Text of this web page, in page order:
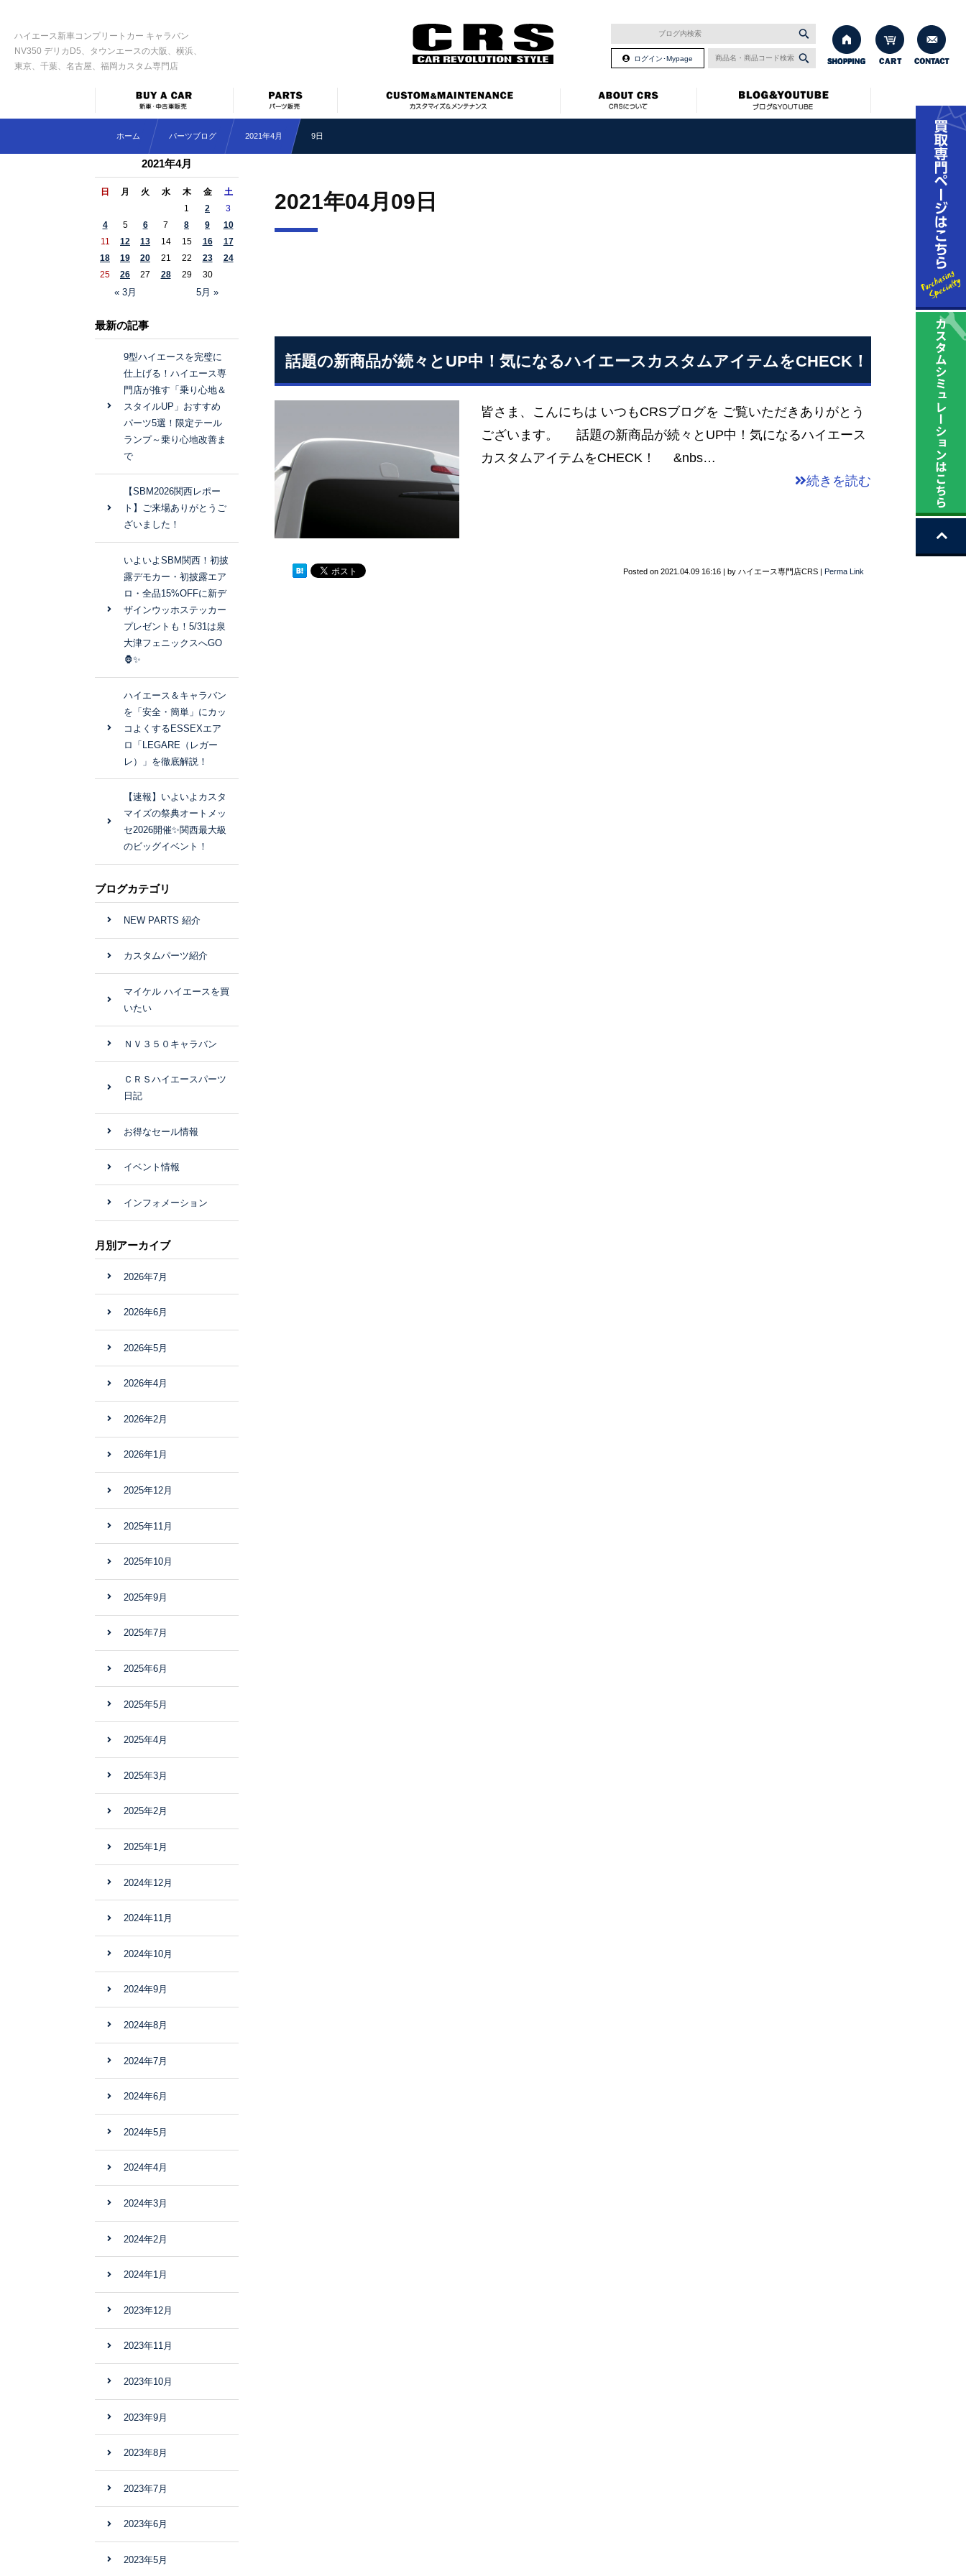
ハイエース新車コンプリートカー キャラバン
NV350 デリカD5、タウンエースの大阪、横浜、
東京、千葉、名古屋、福岡カスタム専門店
ログイン･Mypage
ホーム パーツブログ 2021年4月 9日
2021年04月09日
話題の新商品が続々とUP中！気になるハイエースカスタムアイテムをCHECK！
皆さま、こんにちは いつもCRSブログを ご覧いただきありがとう
ございます。 話題の新商品が続々とUP中！気になるハイエース
カスタムアイテムをCHECK！ &nbs…
続きを読む
Posted on 2021.04.09 16:16 by ハイエース専門店CRS Perma Link
2021年4月
日 月 火 水 木 金 土
« 3月 5月 »
1 2
3
4
5 6 7 8 9
10
11
12 13 14 15 16
17
18
19 20 21 22 23
24
25
26 27 28 29 30
最新の記事
9型ハイエースを完璧に
仕上げる！ハイエース専
門店が推す「乗り心地＆
スタイルUP」おすすめ
パーツ5選！限定テール
ランプ～乗り心地改善ま
で
【SBM2026関西レポー
ト】ご来場ありがとうご
ざいました！
いよいよSBM関西！初披
露デモカー・初披露エア
ロ・全品15%OFFに新デ
ザインウッホステッカー
プレゼントも！5/31は泉
大津フェニックスへGO
🦍✨
ハイエース＆キャラバン
を「安全・簡単」にカッ
コよくするESSEXエア
ロ「LEGARE（レガー
レ）」を徹底解説！
【速報】いよいよカスタ
マイズの祭典オートメッ
セ2026開催✨関西最大級
のビッグイベント！
ブログカテゴリ
NEW PARTS 紹介
カスタムパーツ紹介
マイケル ハイエースを買
いたい
ＮＶ３５０キャラバン
ＣＲＳハイエースパーツ
日記
お得なセール情報
イベント情報
インフォメーション
月別アーカイブ
2026年7月
2026年6月
2026年5月
2026年4月
2026年2月
2026年1月
2025年12月
2025年11月
2025年10月
2025年9月
2025年7月
2025年6月
2025年5月
2025年4月
2025年3月
2025年2月
2025年1月
2024年12月
2024年11月
2024年10月
2024年9月
2024年8月
2024年7月
2024年6月
2024年5月
2024年4月
2024年3月
2024年2月
2024年1月
2023年12月
2023年11月
2023年10月
2023年9月
2023年8月
2023年7月
2023年6月
2023年5月